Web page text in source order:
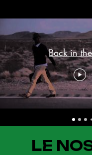
Back in
LE